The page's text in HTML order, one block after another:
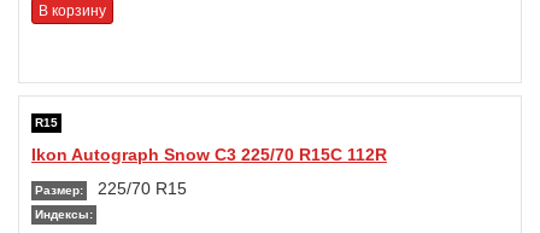
В корзину
R15
Ikon Autograph Snow C3 225/70 R15C 112R
Размер: 225/70 R15
Индексы: